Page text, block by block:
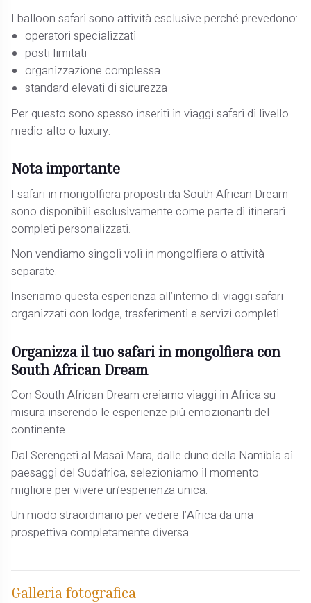
I balloon safari sono attività esclusive perché prevedono:
operatori specializzati
posti limitati
organizzazione complessa
standard elevati di sicurezza
Per questo sono spesso inseriti in viaggi safari di livello
medio-alto o luxury.
Nota importante
I safari in mongolfiera proposti da South African Dream
sono disponibili esclusivamente come parte di itinerari
completi personalizzati.
Non vendiamo singoli voli in mongolfiera o attività
separate.
Inseriamo questa esperienza all’interno di viaggi safari
organizzati con lodge, trasferimenti e servizi completi.
Organizza il tuo safari in mongolfiera con
South African Dream
Con South African Dream creiamo viaggi in Africa su
misura inserendo le esperienze più emozionanti del
continente.
Dal Serengeti al Masai Mara, dalle dune della Namibia ai
paesaggi del Sudafrica, selezioniamo il momento
migliore per vivere un’esperienza unica.
Un modo straordinario per vedere l’Africa da una
prospettiva completamente diversa.
Galleria fotografica